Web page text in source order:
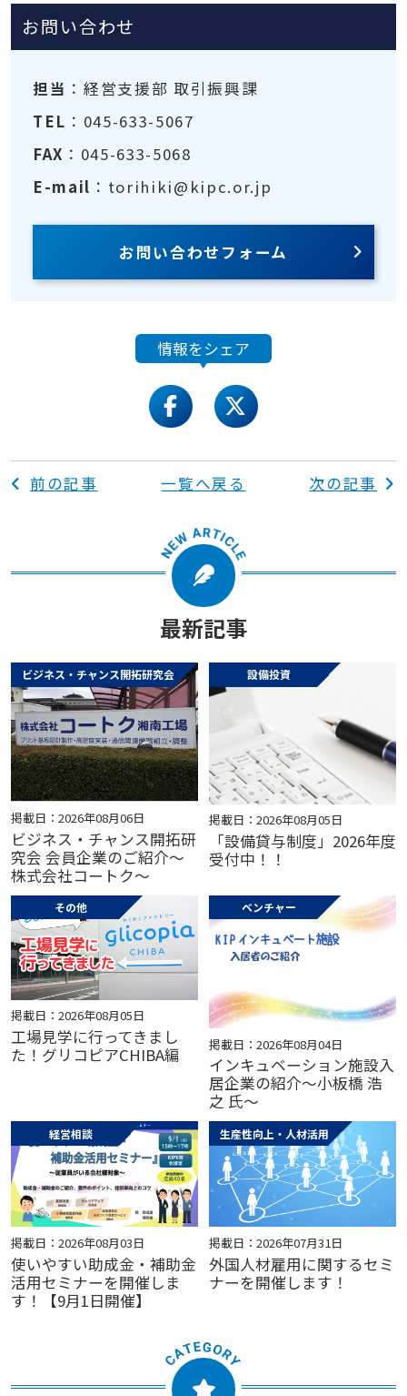
お問い合わせ
担当 ：経営支援部 取引振興課
TEL ：045-633-5067
FAX ：045-633-5068
E-mail ：torihiki@kipc.or.jp
お問い合わせフォーム
情報をシェア
facebooktwitter
前の記事 一覧へ戻る 次の記事
最新記事
ビジネス・チャンス開拓研究会
掲載日：2026年08月06日
ビジネス・チャンス開拓研
究会 会員企業のご紹介～
株式会社コートク～
設備投資
掲載日：2026年08月05日
「設備貸与制度」2026年度
受付中！！
その他
掲載日：2026年08月05日
工場見学に行ってきまし
た！グリコピアCHIBA編
ベンチャー
掲載日：2026年08月04日
インキュベーション施設入
居企業の紹介～小板橋 浩
之 氏～
経営相談
掲載日：2026年08月03日
使いやすい助成金・補助金
活用セミナーを開催しま
す！【9月1日開催】
生産性向上・人材活用
掲載日：2026年07月31日
外国人材雇用に関するセミ
ナーを開催します！